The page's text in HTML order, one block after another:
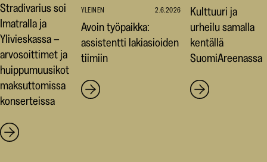
Stradivarius soi
Imatralla ja
Ylivieskassa –
arvosoittimet ja
huippumuusikot
maksuttomissa
konserteissa
YLEINEN 2.6.2026
Avoin työpaikka:
assistentti lakiasioiden
tiimiin
Kulttuuri ja
urheilu samalla
kentällä
SuomiAreenassa